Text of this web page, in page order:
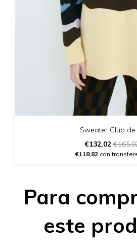
Sweater Club de
€132,02
€118,82 con
Para
este